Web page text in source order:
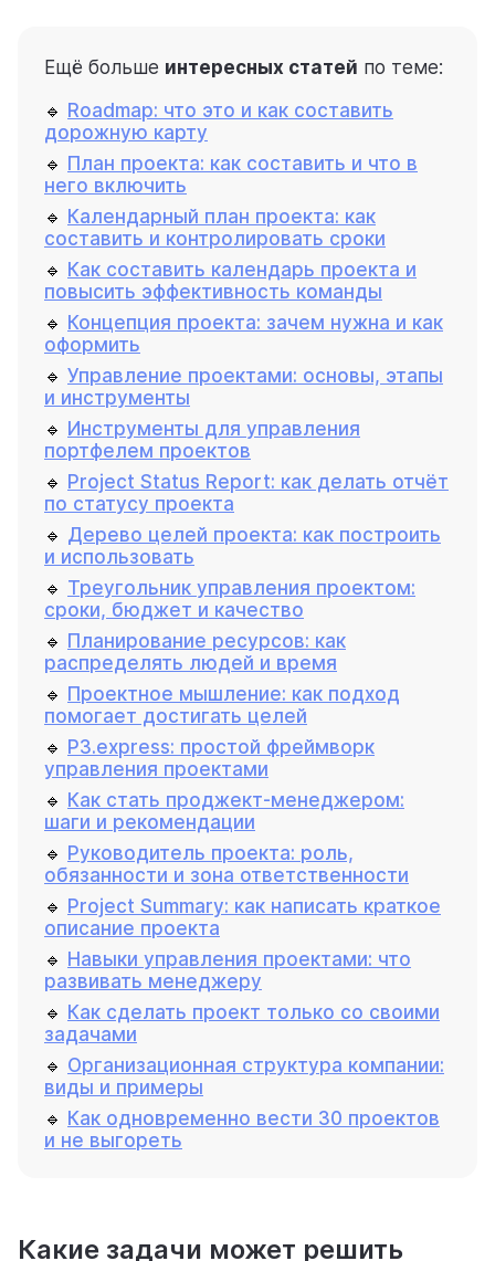
Ещё больше интересных статей по теме:
🔹 Roadmap: что это и как составить
дорожную карту
🔹 План проекта: как составить и что в
него включить
🔹 Календарный план проекта: как
составить и контролировать сроки
🔹 Как составить календарь проекта и
повысить эффективность команды
🔹 Концепция проекта: зачем нужна и как
оформить
🔹 Управление проектами: основы, этапы
и инструменты
🔹 Инструменты для управления
портфелем проектов
🔹 Project Status Report: как делать отчёт
по статусу проекта
🔹 Дерево целей проекта: как построить
и использовать
🔹 Треугольник управления проектом:
сроки, бюджет и качество
🔹 Планирование ресурсов: как
распределять людей и время
🔹 Проектное мышление: как подход
помогает достигать целей
🔹 P3.express: простой фреймворк
управления проектами
🔹 Как стать проджект-менеджером:
шаги и рекомендации
🔹 Руководитель проекта: роль,
обязанности и зона ответственности
🔹 Project Summary: как написать краткое
описание проекта
🔹 Навыки управления проектами: что
развивать менеджеру
🔹 Как сделать проект только со своими
задачами
🔹 Организационная структура компании:
виды и примеры
🔹 Как одновременно вести 30 проектов
и не выгореть
Какие задачи может решить